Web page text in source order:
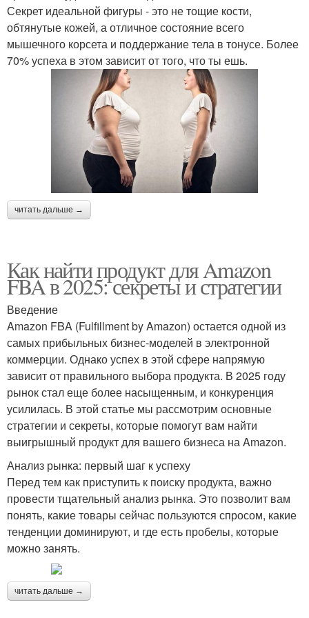
Секрет идеальной фигуры - это не тощие кости,
обтянутые кожей, а отличное состояние всего
мышечного корсета и поддержание тела в тонусе. Более
70% успеха в этом зависит от того, что ты ешь.
читать дальше →
Как найти продукт для Amazon
FBA в 2025: секреты и стратегии
Введение
Amazon FBA (Fulfillment by Amazon) остается одной из
самых прибыльных бизнес-моделей в электронной
коммерции. Однако успех в этой сфере напрямую
зависит от правильного выбора продукта. В 2025 году
рынок стал еще более насыщенным, и конкуренция
усилилась. В этой статье мы рассмотрим основные
стратегии и секреты, которые помогут вам найти
выигрышный продукт для вашего бизнеса на Amazon.
Анализ рынка: первый шаг к успеху
Перед тем как приступить к поиску продукта, важно
провести тщательный анализ рынка. Это позволит вам
понять, какие товары сейчас пользуются спросом, какие
тенденции доминируют, и где есть пробелы, которые
можно занять.
читать дальше →